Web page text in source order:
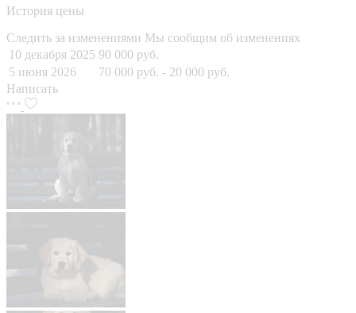
История цены
Следить за изменениями Мы сообщим об изменениях
10 декабря 2025 90 000 руб.
5 июня 2026
70 000 руб. - 20 000 руб.
Написать